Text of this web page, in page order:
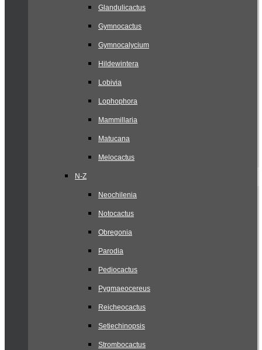
Glandulicactus
Gymnocactus
Gymnocalycium
Hildewintera
Lobivia
Lophophora
Mammillaria
Matucana
Melocactus
N-Z
Neochilenia
Notocactus
Obregonia
Parodia
Pediocactus
Pygmaeocereus
Reicheocactus
Setiechinopsis
Strombocactus